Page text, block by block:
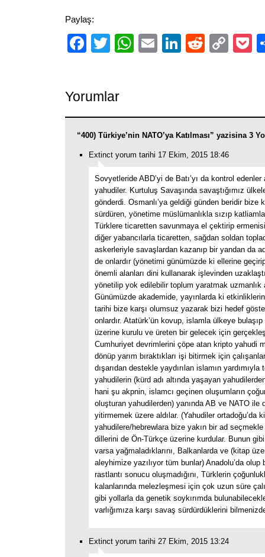
Paylaş:
Facebook
TwitterWhatsApp
EmailLinkedIn
Reddit
Yorumlar
“400) Türkiye’nin NATO’ya Katılması” yazisina 3
Extinct yorum tarihi 17 Ekim, 2015 18:46
Sovyetleride ABD’yi de Batı’yı da kontrol edenler
yahudiler. Kurtuluş Savaşında savaştığımız
gönderdi. Osmanlı’ya geldiği günden beridir bize
sürdüren, yönetime müslümanlıkla sızıp
Türklere ticaretten savunmaya el çektirip
diğer yabancılarla ticaretten, sağdan soldan
askerleriyle savaşlardan kazanıp bir yandan da
de onlardır (yönetimi günümüzde ki ellerine
önemli alanları dini kullanarak işlevinden
yönetilip yok edilebilir toplum yaratmak uzmanlık
Günümüzde akademide, yayınlarda ki
tarihi bize karşı olumsuz yazarak bizi hedef
onlardır. Atatürk’ün kovup, islamla ülkeye
üzerine kurulu ve üreten bir gelecek için
Cumhuriyet devrimlerini çöpe atan kripto yahudi
dönüp yarım bıraktıkları işi bitirmek için
dışarıdan destekle yaydırılan islamın yardımıyla
yahudilerin (kürd adı altında yaşayan
hani şu akpnin, islamcı geçinen oluşumların
oluşturan yahudilerden) yanında AB ve NATO ile
yitirmemek üzere aldılar. (Yahudiler ortadoğu’da ki
yahudilere/hebrewlara bize yakın bir ad seçmekle
dillerini de Ön-Türkçe üzerine kurdular. Bunun
varsa yağmaladıklarını, Balkanlarda ve (kitap
aleyhimize yazılıyor tüm bunlar) Anadolu’da olup
rastlantı sonucu oluşmadığını, Türklerin
kalanlarında melezleşmesi için çok uzun süre
gibi yollarla da genetik soykırımda
varlığımıza karşı savaş sürdürdüklerini
Extinct yorum tarihi 27 Ekim, 2015 13:24